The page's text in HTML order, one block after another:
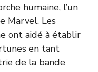
humaine, l’un
Marvel. Les
ont aidé à établir
en tant
de la bande